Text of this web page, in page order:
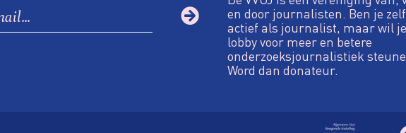
en door journalisten. Ben je
actief als journalist, maar wil
lobby voor meer en betere
onderzoeksjournalistiek
Word dan donateur.